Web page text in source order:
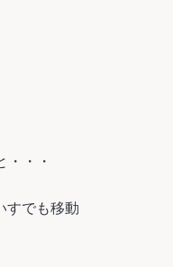
・・
すでも移動